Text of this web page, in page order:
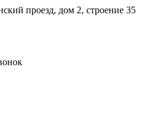
проезд, дом 2, строение 35